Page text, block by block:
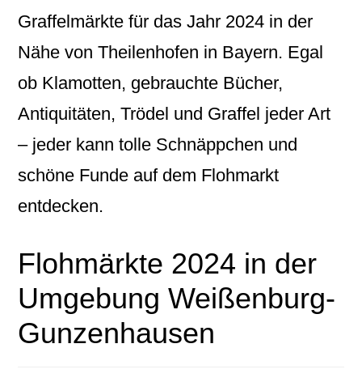
Graffelmärkte für das Jahr 2024 in der
Nähe von Theilenhofen in Bayern. Egal
ob Klamotten, gebrauchte Bücher,
Antiquitäten, Trödel und Graffel jeder Art
– jeder kann tolle Schnäppchen und
schöne Funde auf dem Flohmarkt
entdecken.
Flohmärkte 2024 in der
Umgebung Weißenburg-
Gunzenhausen